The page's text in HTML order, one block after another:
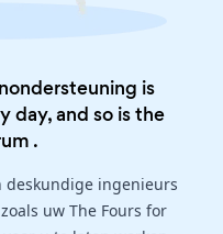
is
day, and so is the
.
deskundige ingenieurs
uw The Fours for